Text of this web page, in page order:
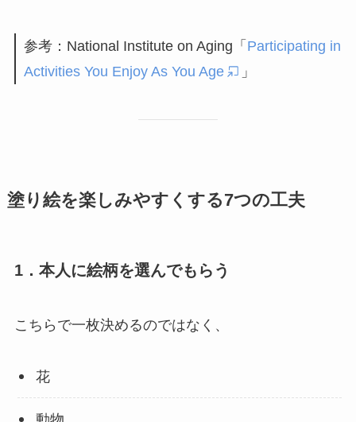
参考：National Institute on Aging「 Participating in
Activities You Enjoy As You Age
」
塗り絵を楽しみやすくする7つの工夫
1．本人に絵柄を選んでもらう
こちらで一枚決めるのではなく、
花